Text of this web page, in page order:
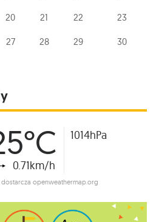
20 21 22 23
27 28 29 30
0.71km/h
1014hPa
openweathermap.org